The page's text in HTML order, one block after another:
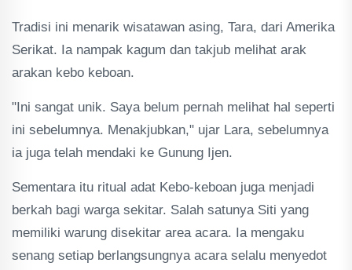
Tradisi ini menarik wisatawan asing, Tara, dari Amerika
Serikat. Ia nampak kagum dan takjub melihat arak
arakan kebo keboan.
"Ini sangat unik. Saya belum pernah melihat hal seperti
ini sebelumnya. Menakjubkan," ujar Lara, sebelumnya
ia juga telah mendaki ke Gunung Ijen.
Sementara itu ritual adat Kebo-keboan juga menjadi
berkah bagi warga sekitar. Salah satunya Siti yang
memiliki warung disekitar area acara. Ia mengaku
senang setiap berlangsungnya acara selalu menyedot